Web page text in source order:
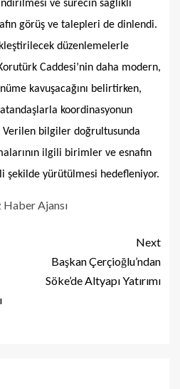
ve sürecin sağlıklı
görüş ve talepleri de dinlendi.
düzenlemelerle
Caddesi’nin daha modern,
kavuşacağını belirtirken,
koordinasyonun
bilgiler doğrultusunda
ilgili birimler ve esnafın
şekilde yürütülmesi hedefleniyor.
Ajansı
Next
Başkan Çerçioğlu’ndan
Söke’de Altyapı Yatırımı